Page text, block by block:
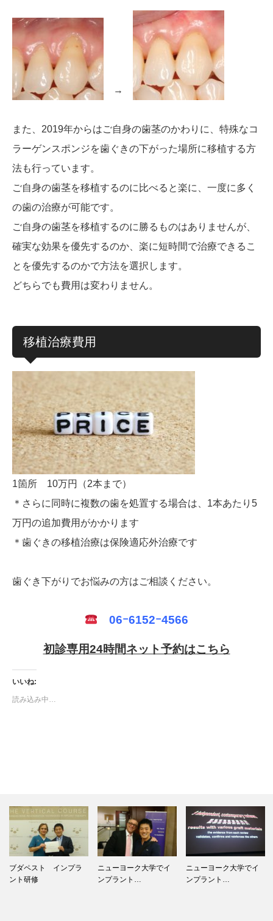
→
また、2019年からはご自身の歯茎のかわりに、特殊なコ
ラーゲンスポンジを歯ぐきの下がった場所に移植する方
法も行っています。
ご自身の歯茎を移植するのに比べると楽に、一度に多く
の歯の治療が可能です。
ご自身の歯茎を移植するのに勝るものはありませんが、
確実な効果を優先するのか、楽に短時間で治療できるこ
とを優先するのかで方法を選択します。
どちらでも費用は変わりません。
移植治療費用
1箇所 10万円（2本まで）
＊さらに同時に複数の歯を処置する場合は、1本あたり5
万円の追加費用がかかります
＊歯ぐきの移植治療は保険適応外治療です
歯ぐき下がりでお悩みの方はご相談ください。
06ｰ6152ｰ4566
初診専用24時間ネット予約はこちら
いいね:
読み込み中…
ブダペスト インプラ
ント研修
ニューヨーク大学でイ
ンプラント…
ニューヨーク大学でイ
ンプラント…